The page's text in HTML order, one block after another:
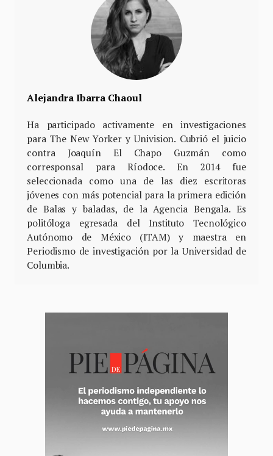
Alejandra Ibarra Chaoul
Ha participado activamente en investigaciones
para The New Yorker y Univision. Cubrió el juicio
contra Joaquín El Chapo Guzmán como
corresponsal para Ríodoce. En 2014 fue
seleccionada como una de las diez escritoras
jóvenes con más potencial para la primera edición
de Balas y baladas, de la Agencia Bengala. Es
politóloga egresada del Instituto Tecnológico
Autónomo de México (ITAM) y maestra en
Periodismo de investigación por la Universidad de
Columbia.